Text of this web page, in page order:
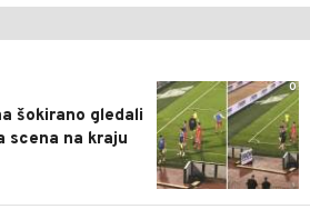
0
šokirano gledali
scena na kraju